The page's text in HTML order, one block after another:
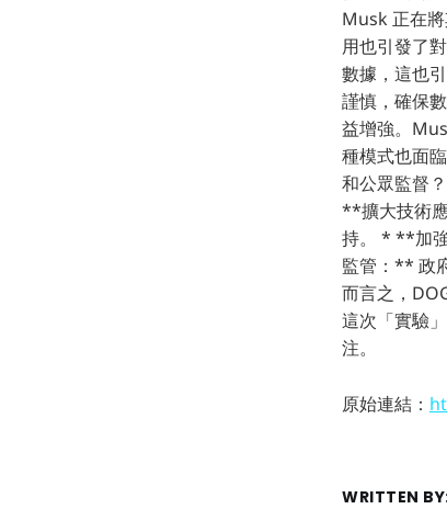
Musk 正在
用也引發了
數據，這也
謹慎，確保
益增強。
種模式也面
和公眾監督
**擴大技術
持。 * **加
監管：** 政
而言之，
這次「實驗
注。
原始連結：
WRITTEN